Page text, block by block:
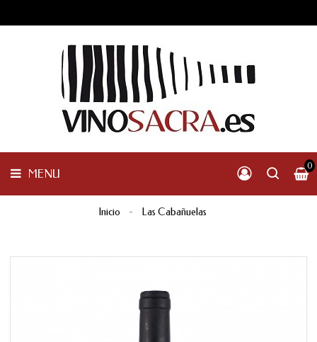
MENU
0
OTRAS
D.O.
DE
ESPAÑA
INTERNACIONALES
OTROS
Inicio Las Cabañuelas